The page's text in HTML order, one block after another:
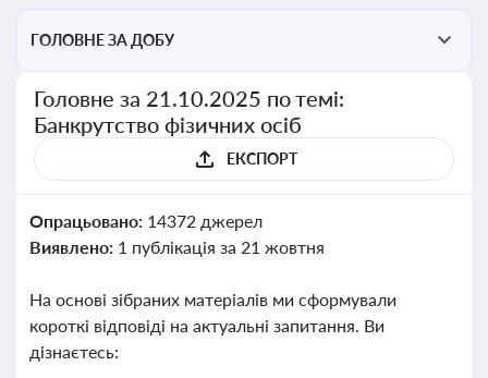
ГОЛОВНЕ ЗА ДОБУ
Головне за 21.10.2025 по темі:
Банкрутство фізичних осіб
ЕКСПОРТ
Опрацьовано: 14372 джерел
Виявлено: 1 публікація за 21 жовтня
На основі зібраних матеріалів ми сформували
короткі відповіді на актуальні запитання. Ви
дізнаєтесь: